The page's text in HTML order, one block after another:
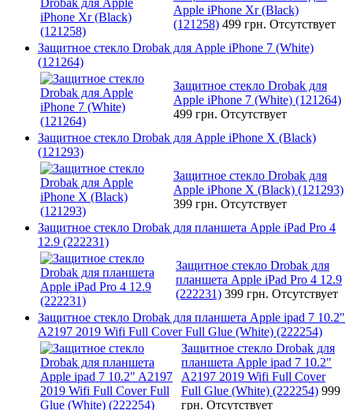
Apple iPhone Xr (Black)
(121258) 499 грн. Отсутствует
Защитное стекло Drobak для Apple iPhone 7 (White)
(121264)
Защитное стекло Drobak для
Apple iPhone 7 (White) (121264)
499 грн. Отсутствует
Защитное стекло Drobak для Apple iPhone X (Black)
(121293)
Защитное стекло Drobak для
Apple iPhone X (Black) (121293)
399 грн. Отсутствует
Защитное стекло Drobak для планшета Apple iPad Pro 4
12.9 (222231)
Защитное стекло Drobak для
планшета Apple iPad Pro 4 12.9
(222231) 399 грн. Отсутствует
Защитное стекло Drobak для планшета Apple ipad 7 10.2"
A2197 2019 Wifi Full Cover Full Glue (White) (222254)
Защитное стекло Drobak для
планшета Apple ipad 7 10.2"
A2197 2019 Wifi Full Cover
Full Glue (White) (222254) 999
грн. Отсутствует